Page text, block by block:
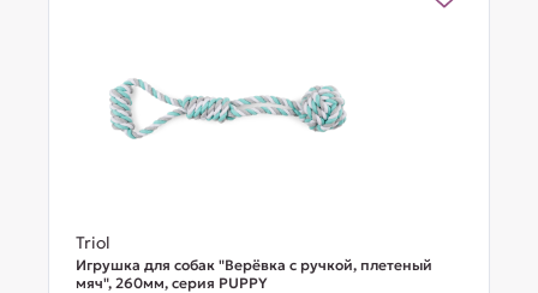
Triol
Игрушка для собак "Верёвка с ручкой, плетеный
мяч", 260мм, серия PUPPY